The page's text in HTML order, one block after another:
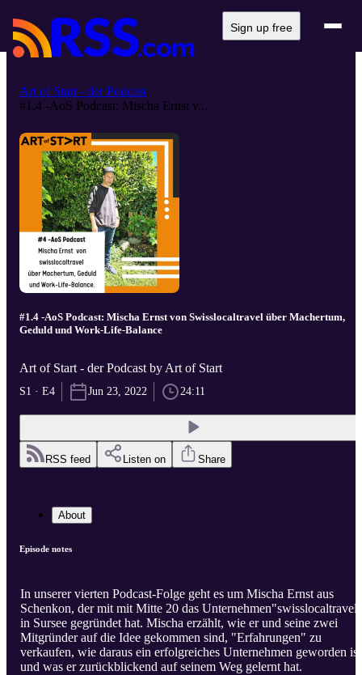
Sign up free
Art of Start - der Podcast
#1.4 -AoS Podcast: Mischa Ernst v...
#1.4 -AoS Podcast: Mischa Ernst von Swisslocaltravel über Machertum,
Geduld und Work-Life-Balance
Art of Start - der Podcast by Art of Start
S1 · E4 Jun 23, 2022 24:11
RSS feed Listen on Share
About
Episode notes
In unserer vierten Podcast-Folge geht es um Mischa Ernst aus
Schenkon, der mit mit Mitte 20 das Unternehmen"swisslocaltravel"
in Sursee gegründet hat. Mischa erzählt, wie er und seine zwei
Mitgründer auf die Idee gekommen sind, "Erfahrungen" zu
verkaufen, wie daraus ein erfolgreiches Unternehmen geworden ist
und was er zurückblickend auf seinem Weg gelernt hat.